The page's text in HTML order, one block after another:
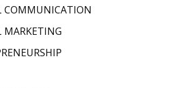
COMMUNICATION
MARKETING